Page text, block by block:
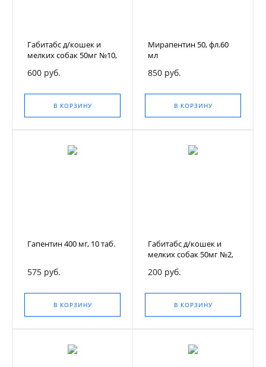
Габитабс д/кошек и
мелких собак 50мг №10,
600 руб.
В КОРЗИНУ
Мирапентин 50, фл.60
мл
850 руб.
В КОРЗИНУ
Гапентин 400 мг, 10 таб.
575 руб.
В КОРЗИНУ
Габитабс д/кошек и
мелких собак 50мг №2,
200 руб.
В КОРЗИНУ